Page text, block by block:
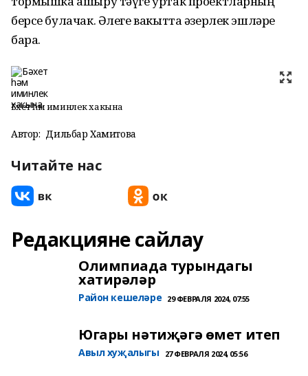
берсе булачак. Әлеге вакытта әзерлек эшләре
бара.
Бәхет һәм иминлек хакына
Автор: Дильбар Хамитова
Читайте нас
Редакцияне сайлау
Олимпиада турындагы
хатирәләр
Район кешеләре 29 ФЕВРАЛЯ 2024, 07:55
Югары нәтиҗәгә өмет итеп
Авыл хуҗалыгы 27 ФЕВРАЛЯ 2024, 05:56